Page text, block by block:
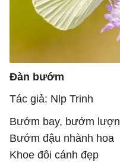
Đàn bướm
Tác giả: Nlp Trinh
Bướm bay, bướm lượn
Bướm đậu nhành hoa
Khoe đôi cánh đẹp